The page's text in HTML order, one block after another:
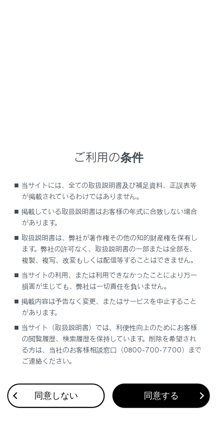
連絡先から電話をかける
キーパッドから電話をかける
交通情報から電話をかける
110番／119番にかける
ウェイト／ポーズ信号を使って電話をかける
合わせて見られているページ
お車を手放すときの注意
連絡先データの転送
電話に出る
ご利用の条件
当サイトには、全ての取扱説明書及び補足資料、正誤表等
が掲載されているわけではありません。
掲載している取扱説明書はお客様の年式に合致しない場合
があります。
取扱説明書は、弊社が著作権その他の知的財産権を保有し
ます。弊社の許可なく、取扱説明書の一部または全部を、
複製、複写、改変もしくは配信等することはできません。
当サイトの利用、または利用できなかったことにより万一
損害が生じても、弊社は一切責任を負いません。
掲載内容は予告なく変更、またはサービスを中止すること
があります。
当サイト（取扱説明書）では、利便性向上のためにお客様
の閲覧履歴、検索履歴を保持しています。削除を希望され
る方は、当社のお客様相談窓口（0800-700-7700）まで
ご連絡ください。
同意しない 同意する